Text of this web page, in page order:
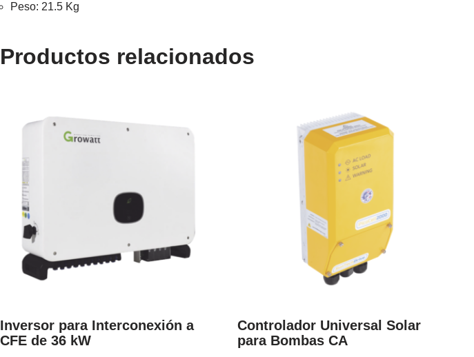
Peso: 21.5 Kg
Productos relacionados
Inversor para Interconexión a
CFE de 36 kW
Controlador Universal Solar
para Bombas CA